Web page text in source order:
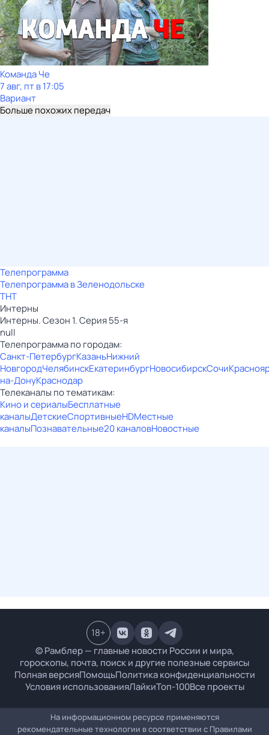
Команда Че
7 авг, пт в 17:05
Вариант
Больше похожих передач
Телепрограмма
Телепрограмма в Зеленодольске
ТНТ
Интерны
Интерны. Сезон 1. Серия 55-я
null
Телепрограмма по городам:
Санкт-ПетербургКазаньНижний
НовгородЧелябинскЕкатеринбургНовосибирскСочи
на-ДонуКраснодар
Телеканалы по тематикам:
Кино и сериалыБесплатные
каналыДетскиеСпортивныеHDМестные
каналыПознавательные20 каналовНовостные
© Рамблер — главные новости России и мира,
гороскопы, почта, поиск и другие полезные сервисы
Полная версияПомощьПолитика конфиденциальности
Условия использованияЛайкиТоп-100Все проекты
18+
На информационном ресурсе применяются
рекомендательные технологии в соответствии с Правилами